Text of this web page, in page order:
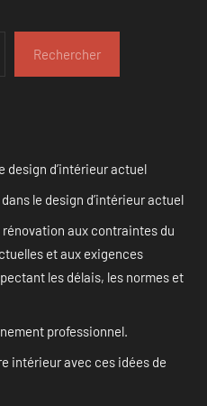
Rechercher
design d’intérieur actuel
le design d’intérieur actuel
aux contraintes du
et aux exigences
les délais, les normes et
professionnel.
intérieur avec ces idées de